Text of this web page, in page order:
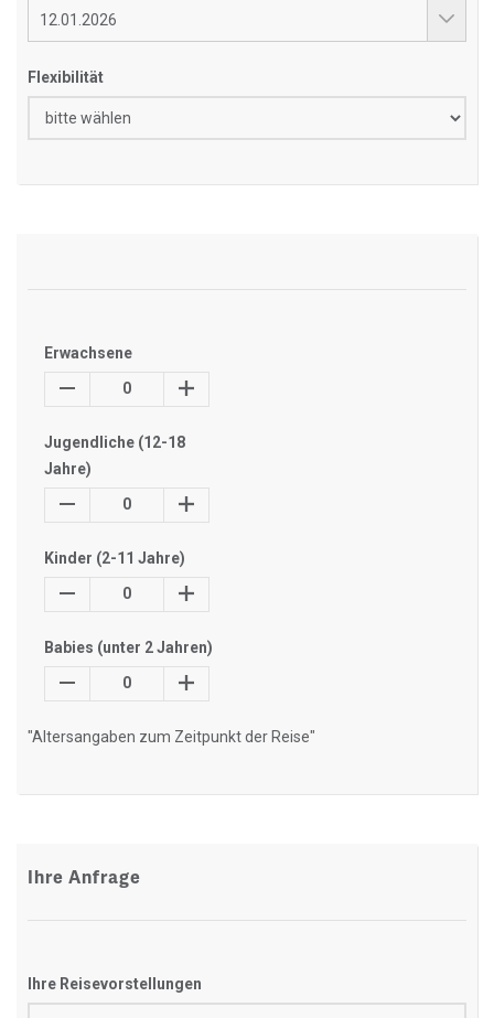
Flexibilität
Erwachsene
0
Jugendliche (12-18
Jahre)
0
Kinder (2-11 Jahre)
0
Babies (unter 2 Jahren)
0
"Altersangaben zum Zeitpunkt der Reise"
Ihre Anfrage
Ihre Reisevorstellungen